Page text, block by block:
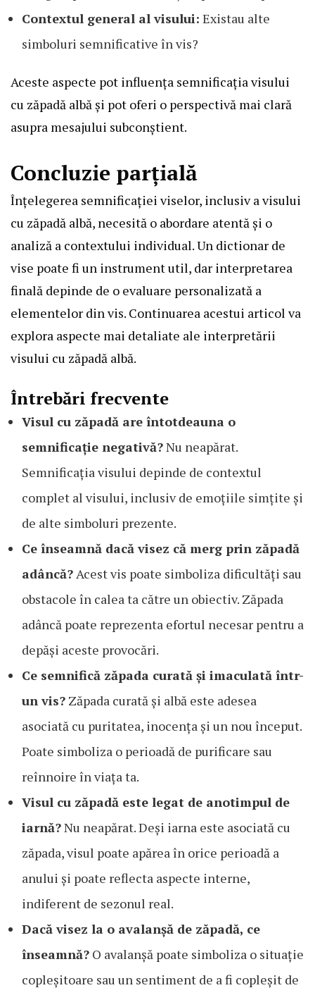
Contextul general al visului: Existau alte
simboluri semnificative în vis?
Aceste aspecte pot influența semnificația visului
cu zăpadă albă și pot oferi o perspectivă mai clară
asupra mesajului subconștient.
Concluzie parțială
Înțelegerea semnificației viselor, inclusiv a visului
cu zăpadă albă, necesită o abordare atentă și o
analiză a contextului individual. Un dictionar de
vise poate fi un instrument util, dar interpretarea
finală depinde de o evaluare personalizată a
elementelor din vis. Continuarea acestui articol va
explora aspecte mai detaliate ale interpretării
visului cu zăpadă albă.
Întrebări frecvente
Visul cu zăpadă are întotdeauna o
semnificație negativă?Nu neapărat.
Semnificația visului depinde de contextul
complet al visului, inclusiv de emoțiile simțite și
de alte simboluri prezente.
Ce înseamnă dacă visez că merg prin zăpadă
adâncă? Acest vis poate simboliza dificultăți sau
obstacole în calea ta către un obiectiv. Zăpada
adâncă poate reprezenta efortul necesar pentru a
depăși aceste provocări.
Ce semnifică zăpada curată și imaculată într-
un vis? Zăpada curată și albă este adesea
asociată cu puritatea, inocența și un nou început.
Poate simboliza o perioadă de purificare sau
reînnoire în viața ta.
Visul cu zăpadă este legat de anotimpul de
iarnă?Nu neapărat. Deși iarna este asociată cu
zăpada, visul poate apărea în orice perioadă a
anului și poate reflecta aspecte interne,
indiferent de sezonul real.
Dacă visez la o avalanșă de zăpadă, ce
înseamnă? O avalanșă poate simboliza o situație
copleșitoare sau un sentiment de a fi copleșit de